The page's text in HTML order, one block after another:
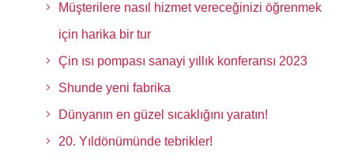
Müşterilere nasıl hizmet vereceğinizi öğrenmek
için harika bir tur
Çin ısı pompası sanayi yıllık konferansı 2023
Shunde yeni fabrika
Dünyanın en güzel sıcaklığını yaratın!
20. Yıldönümünde tebrikler!